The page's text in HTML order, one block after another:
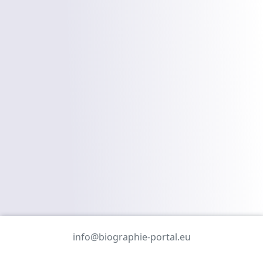
info@biographie-portal.eu